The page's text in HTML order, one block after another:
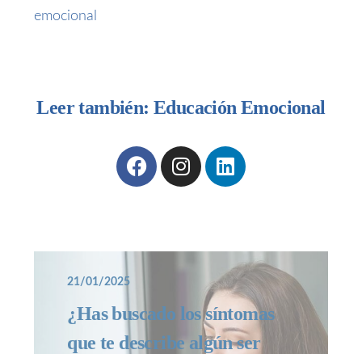
emocional
Leer también: Educación Emocional
21/01/2025
¿Has buscado los síntomas
que te describe algún ser